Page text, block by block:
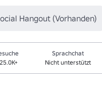
Hangout (Vorhanden)
Sprachchat
Nicht unterstützt